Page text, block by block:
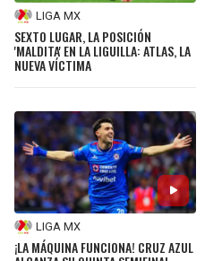
LIGA MX
SEXTO LUGAR, LA POSICIÓN
'MALDITA' EN LA LIGUILLA: ATLAS, LA
NUEVA VÍCTIMA
LIGA MX
¡LA MÁQUINA FUNCIONA! CRUZ AZUL